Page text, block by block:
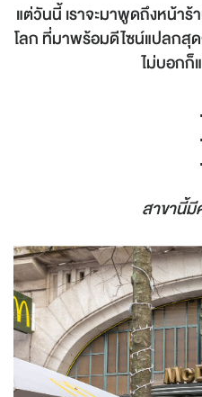
แต่วันนี้ เราจะมาพูดถึงหน้าร้
โลก ที่มาพร้อมดีไซน์แปลกสุ
ไม่บอกก็
.
.
.
สาขานี้